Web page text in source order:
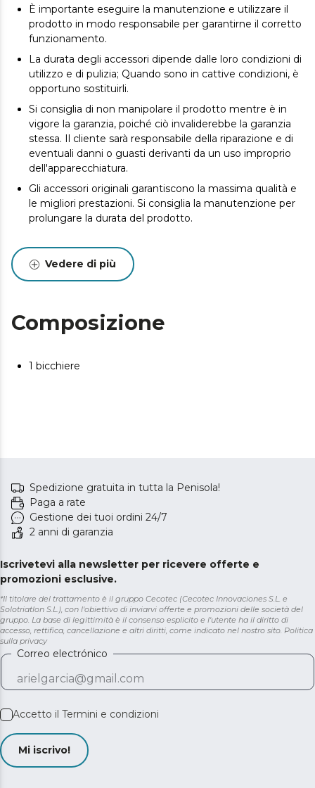
È importante eseguire la manutenzione e utilizzare il
prodotto in modo responsabile per garantirne il corretto
funzionamento.
La durata degli accessori dipende dalle loro condizioni di
utilizzo e di pulizia; Quando sono in cattive condizioni, è
opportuno sostituirli.
Si consiglia di non manipolare il prodotto mentre è in
vigore la garanzia, poiché ciò invaliderebbe la garanzia
stessa. Il cliente sarà responsabile della riparazione e di
eventuali danni o guasti derivanti da un uso improprio
dell'apparecchiatura.
Gli accessori originali garantiscono la massima qualità e
le migliori prestazioni. Si consiglia la manutenzione per
prolungare la durata del prodotto.
Vedere di più
Composizione
1 bicchiere
Spedizione gratuita in tutta la Penisola!
Paga a rate
Gestione dei tuoi ordini 24/7
2 anni di garanzia
Iscrivetevi alla newsletter per ricevere offerte e
promozioni esclusive.
*Il titolare del trattamento è il gruppo Cecotec (Cecotec Innovaciones S.L. e
Solotriatlon S.L.), con l'obiettivo di inviarvi offerte e promozioni delle società del
gruppo. La base di legittimità è il consenso esplicito e l'utente ha il diritto di
accesso, rettifica, cancellazione e altri diritti, come indicato nel nostro sito. Politica
sulla privacy
Correo electrónico
Accetto il Termini e condizioni
Mi iscrivo!